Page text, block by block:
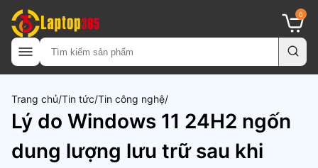
0
Trang chủ Tin tức Tin công nghệ
Lý do Windows 11 24H2 ngốn
dung lượng lưu trữ sau khi